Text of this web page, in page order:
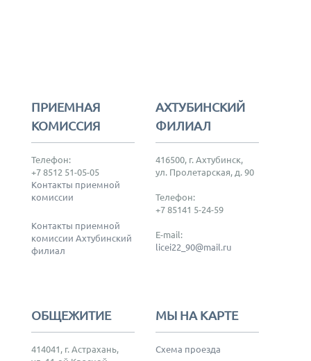
ПРИЕМНАЯ
КОМИССИЯ
Телефон:
+7 8512 51-05-05
Контакты приемной
комиссии
Контакты приемной
комиссии Ахтубинский
филиал
АХТУБИНСКИЙ
ФИЛИАЛ
416500, г. Ахтубинск,
ул. Пролетарская, д. 90
Телефон:
+7 85141 5-24-59
E-mail:
licei22_90@mail.ru
ОБЩЕЖИТИЕ
414041, г. Астрахань,
МЫ НА КАРТЕ
Схема проезда